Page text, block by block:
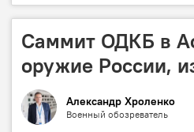
министр образования
Саммит ОДКБ в
оружие России,
Александр Хроленко
Военный обозреватель